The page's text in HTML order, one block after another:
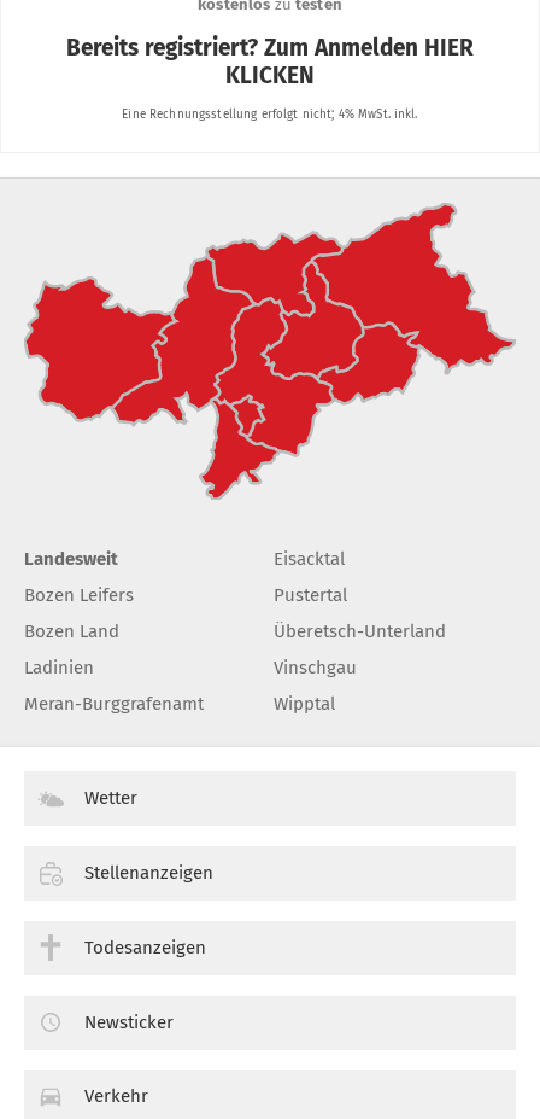
Landesweit
Bozen Leifers
Bozen Land
Ladinien
Meran-Burggrafenamt
Eisacktal
Pustertal
Überetsch-Unterland
Vinschgau
Wipptal
Wetter
Stellenanzeigen
Todesanzeigen
Newsticker
Verkehr